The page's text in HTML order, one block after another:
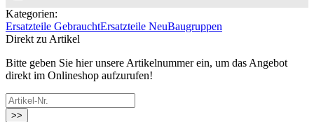
Kategorien:
Ersatzteile GebrauchtErsatzteile NeuBaugruppen
Direkt zu Artikel
Bitte geben Sie hier unsere Artikelnummer ein, um das Angebot
direkt im Onlineshop aufzurufen!
>>